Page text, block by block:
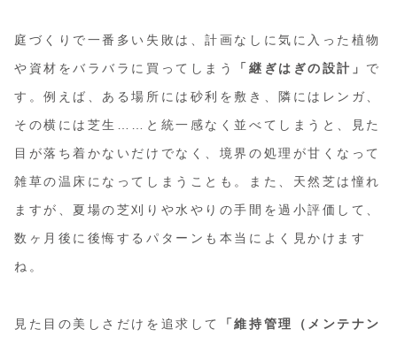
庭づくりで一番多い失敗は、計画なしに気に入った植物
や資材をバラバラに買ってしまう
「継ぎはぎの設計」 で
す。例えば、ある場所には砂利を敷き、隣にはレンガ、
その横には芝生……と統一感なく並べてしまうと、見た
目が落ち着かないだけでなく、境界の処理が甘くなって
雑草の温床になってしまうことも。また、天然芝は憧れ
ますが、夏場の芝刈りや水やりの手間を過小評価して、
数ヶ月後に後悔するパターンも本当によく見かけます
ね。
見た目の美しさだけを追求して
「維持管理（メンテナン